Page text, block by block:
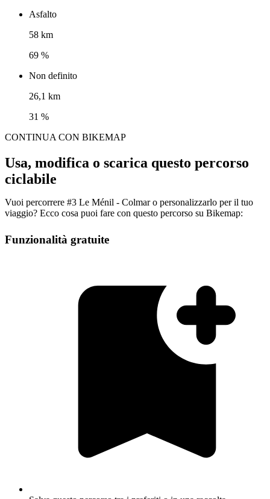
Asfalto
58 km
69 %
Non definito
26,1 km
31 %
CONTINUA CON BIKEMAP
Usa, modifica o scarica questo percorso
ciclabile
Vuoi percorrere #3 Le Ménil - Colmar o personalizzarlo per il tuo
viaggio? Ecco cosa puoi fare con questo percorso su Bikemap:
Funzionalità gratuite